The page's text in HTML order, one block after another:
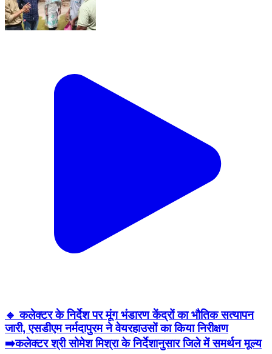
🔹 कलेक्टर के निर्देश पर मूंग भंडारण केंद्रों का भौतिक सत्यापन
जारी, एसडीएम नर्मदापुरम ने वेयरहाउसों का किया निरीक्षण
➡️कलेक्टर श्री सोमेश मिश्रा के निर्देशानुसार जिले में समर्थन मूल्य